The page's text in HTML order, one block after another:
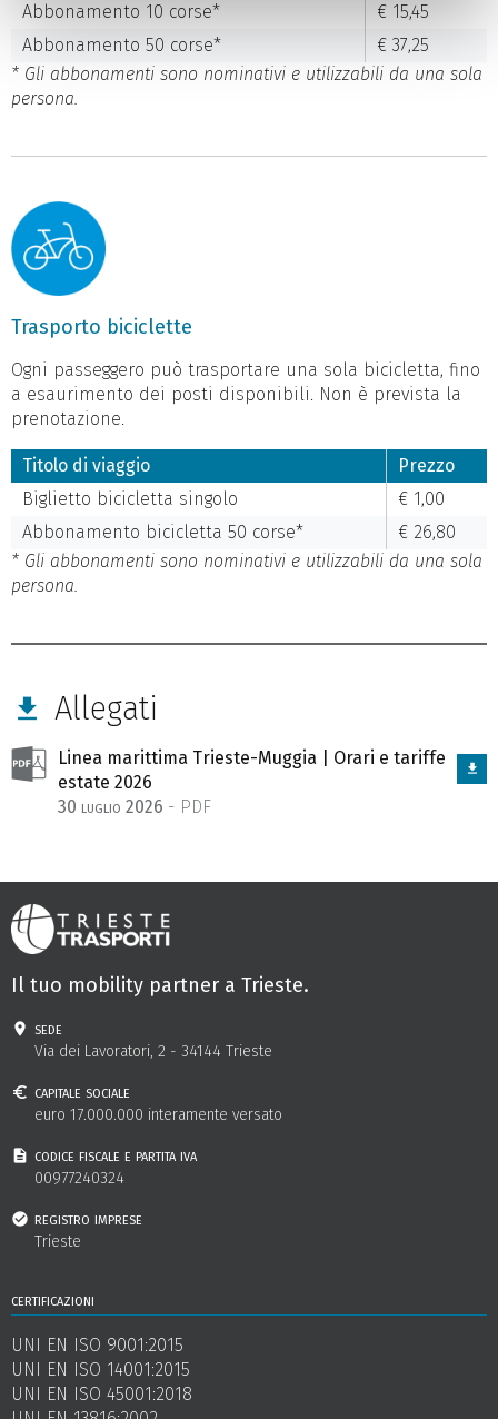
Abbonamento 10 corse*
€ 15,45
Abbonamento 50 corse*
€ 37,25
* Gli abbonamenti sono nominativi e utilizzabili da una sola
persona.
Trasporto biciclette
Ogni passeggero può trasportare una sola bicicletta, fino
a esaurimento dei posti disponibili. Non è prevista la
prenotazione.
Titolo di viaggio
Prezzo
Biglietto bicicletta singolo
€ 1,00
Abbonamento bicicletta 50 corse*
€ 26,80
* Gli abbonamenti sono nominativi e utilizzabili da una sola
persona.
Allegati
Linea marittima Trieste-Muggia | Orari e tariffe
estate 2026
30 luglio 2026 - PDF
Il tuo mobility partner a Trieste.
sede
Via dei Lavoratori, 2 - 34144 Trieste
capitale sociale
euro 17.000.000 interamente versato
codice fiscale e partita iva
00977240324
registro imprese
Trieste
certificazioni
UNI EN ISO 9001:2015
UNI EN ISO 14001:2015
UNI EN ISO 45001:2018